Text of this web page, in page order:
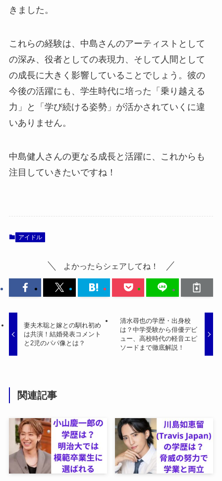
きました。
これらの経験は、中島さんのアーティストとして
の深み、役者としての表現力、そして人間として
の成長に大きく影響していることでしょう。彼の
今後の活躍にも、学生時代に培った「乗り越える
力」と「学び続ける姿勢」が活かされていくに違
いありません。
中島健人さんの更なる成長と活躍に、これからも
注目していきたいですね！
アイドル
よかったらシェアしてね！
妻夫木聡と嫁との馴れ初め
は共演！結婚発表コメント
と2児のパパ像とは？
清水尋也の学歴・出身校
は？中学受験から俳優デビ
ュー、高校時代の軽音エピ
ソードまで徹底解説！
関連記事